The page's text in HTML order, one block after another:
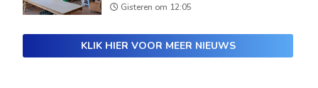
Gisteren om 12:05
KLIK HIER VOOR MEER NIEUWS